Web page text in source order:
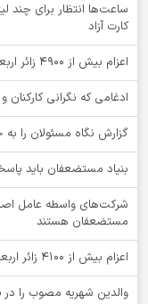
ساعت‌ها انتظار برای چند
کارت آزاد
اعزام بیش از 4900 زائر اربعین حسینی از خراسان جنوبی
ادغامی که نگرانی کارکنان
گزارش نگاه مسئولان را
بنیاد مستضعفان باید
شرکت‌های واسطه عامل
مستضعفان هستند
اعزام بیش از 4100 زائر اربعین حسینی از خراسان جنوبی
والدین شهریه مصوب را در